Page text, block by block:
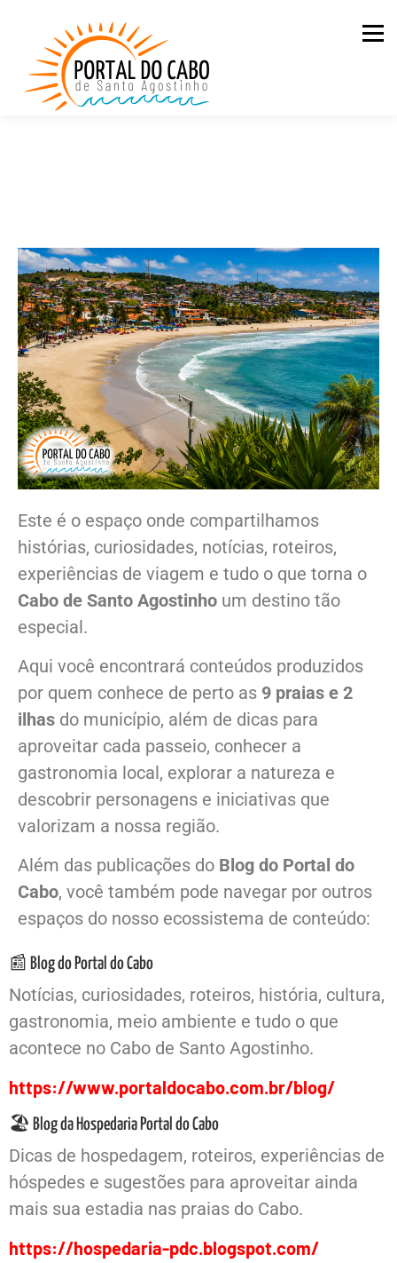
Este é o espaço onde compartilhamos
histórias, curiosidades, notícias, roteiros,
experiências de viagem e tudo o que torna o
Cabo de Santo Agostinho um destino tão
especial.
Aqui você encontrará conteúdos produzidos
por quem conhece de perto as 9 praias e 2
ilhas do município, além de dicas para
aproveitar cada passeio, conhecer a
gastronomia local, explorar a natureza e
descobrir personagens e iniciativas que
valorizam a nossa região.
Além das publicações do Blog do Portal do
Cabo, você também pode navegar por outros
espaços do nosso ecossistema de conteúdo:
📰 Blog do Portal do Cabo
Notícias, curiosidades, roteiros, história, cultura,
gastronomia, meio ambiente e tudo o que
acontece no Cabo de Santo Agostinho.
https://www.portaldocabo.com.br/blog/
🏖️ Blog da Hospedaria Portal do Cabo
Dicas de hospedagem, roteiros, experiências de
hóspedes e sugestões para aproveitar ainda
mais sua estadia nas praias do Cabo.
https://hospedaria-pdc.blogspot.com/